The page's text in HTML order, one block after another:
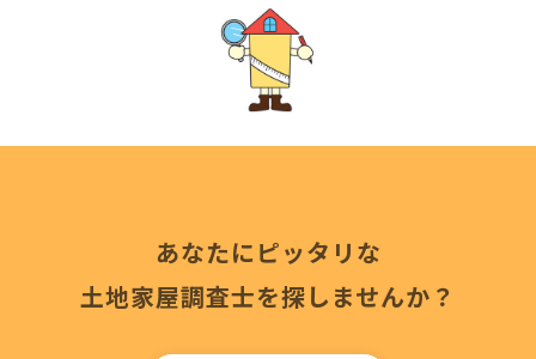
あなたにピッタリな
土地家屋調査士を探しませんか？